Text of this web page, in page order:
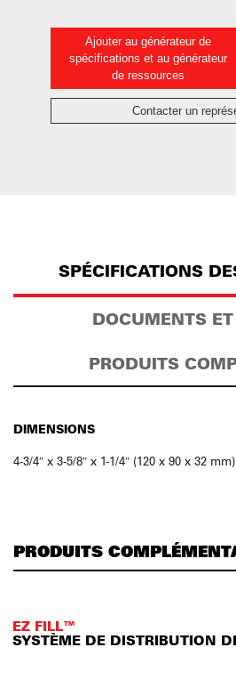
Ajouter au générateur de
spécifications et au générateur
de ressources
Contacter un
SPÉCIFICATIONS
DOCUMENTS
PRODUITS
DIMENSIONS
4-3/4″ x 3-5/8″ x 1-1/4″ (120 x 90 x 32 mm)
PRODUITS
EZ FILL™
SYSTÈME DE DISTRIBUTION